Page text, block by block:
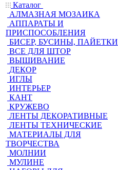
Каталог
АЛМАЗНАЯ МОЗАИКА
АППАРАТЫ И
ПРИСПОСОБЛЕНИЯ
БИСЕР, БУСИНЫ, ПАЙЕТКИ
ВСЕ ДЛЯ ШТОР
ВЫШИВАНИЕ
ДЕКОР
ИГЛЫ
ИНТЕРЬЕР
КАНТ
КРУЖЕВО
ЛЕНТЫ ДЕКОРАТИВНЫЕ
ЛЕНТЫ ТЕХНИЧЕСКИЕ
МАТЕРИАЛЫ ДЛЯ
ТВОРЧЕСТВА
МОЛНИИ
МУЛИНЕ